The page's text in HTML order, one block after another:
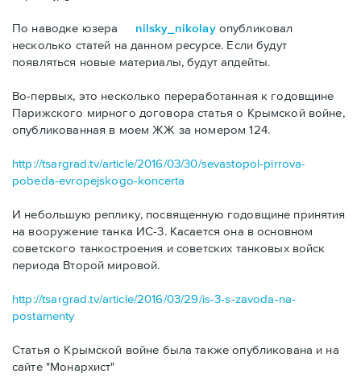
По наводке юзера nilsky_nikolayопубликовал
несколько статей на данном ресурсе. Если будут
появляться новые материалы, будут апдейты.
Во-первых, это несколько переработанная к годовщине
Парижского мирного договора статья о Крымской войне,
опубликованная в моем ЖЖ за номером 124.
http://tsargrad.tv/article/2016/03/30/sevastopol-pirrova-
pobeda-evropejskogo-koncerta
И небольшую реплику, посвященную годовщине принятия
на вооружение танка ИС-3. Касается она в основном
советского танкостроения и советских танковых войск
периода Второй мировой.
http://tsargrad.tv/article/2016/03/29/is-3-s-zavoda-na-
postamenty
Статья о Крымской войне была также опубликована и на
сайте "Монархист"